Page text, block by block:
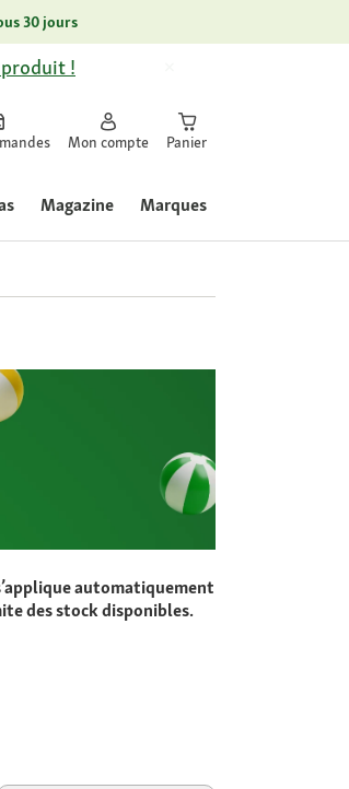
30 jours
produit !
Mon compte Panier
Magazine Marques
automatiquement
des stock disponibles.